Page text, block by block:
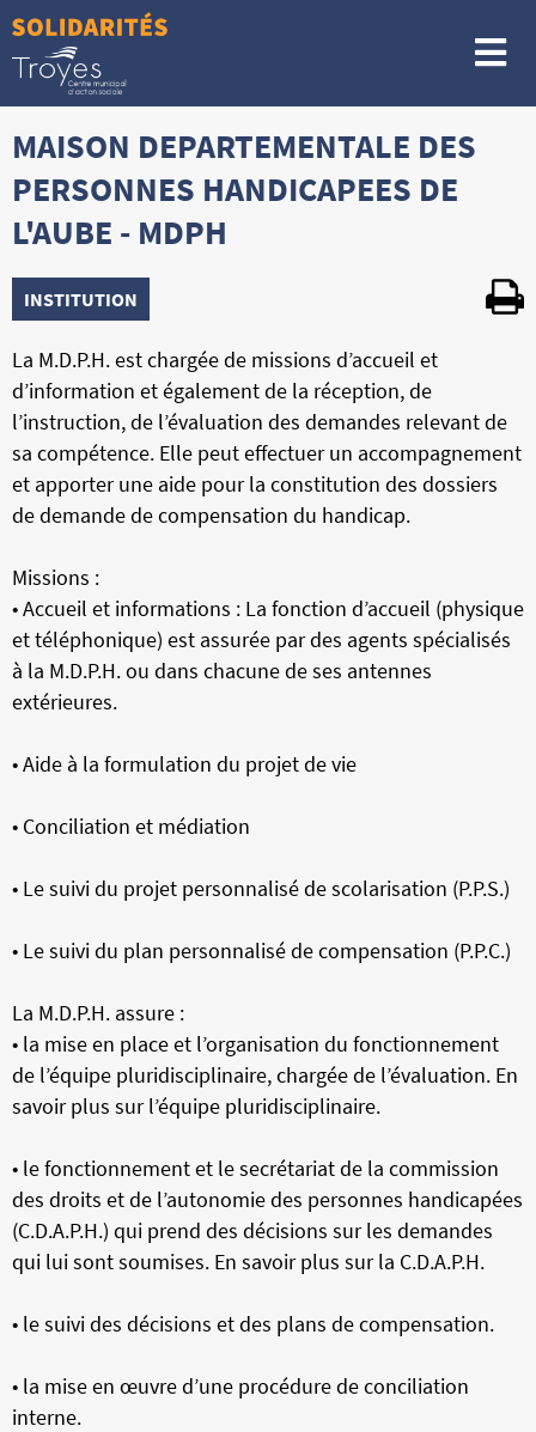
MAISON DEPARTEMENTALE DES
PERSONNES HANDICAPEES DE
L'AUBE - MDPH
INSTITUTION
La M.D.P.H. est chargée de missions d’accueil et
d’information et également de la réception, de
l’instruction, de l’évaluation des demandes relevant de
sa compétence. Elle peut effectuer un accompagnement
et apporter une aide pour la constitution des dossiers
de demande de compensation du handicap.
Missions :
• Accueil et informations : La fonction d’accueil (physique
et téléphonique) est assurée par des agents spécialisés
à la M.D.P.H. ou dans chacune de ses antennes
extérieures.
• Aide à la formulation du projet de vie
• Conciliation et médiation
• Le suivi du projet personnalisé de scolarisation (P.P.S.)
• Le suivi du plan personnalisé de compensation (P.P.C.)
La M.D.P.H. assure :
• la mise en place et l’organisation du fonctionnement
de l’équipe pluridisciplinaire, chargée de l’évaluation. En
savoir plus sur l’équipe pluridisciplinaire.
• le fonctionnement et le secrétariat de la commission
des droits et de l’autonomie des personnes handicapées
(C.D.A.P.H.) qui prend des décisions sur les demandes
qui lui sont soumises. En savoir plus sur la C.D.A.P.H.
• le suivi des décisions et des plans de compensation.
• la mise en œuvre d’une procédure de conciliation
interne.